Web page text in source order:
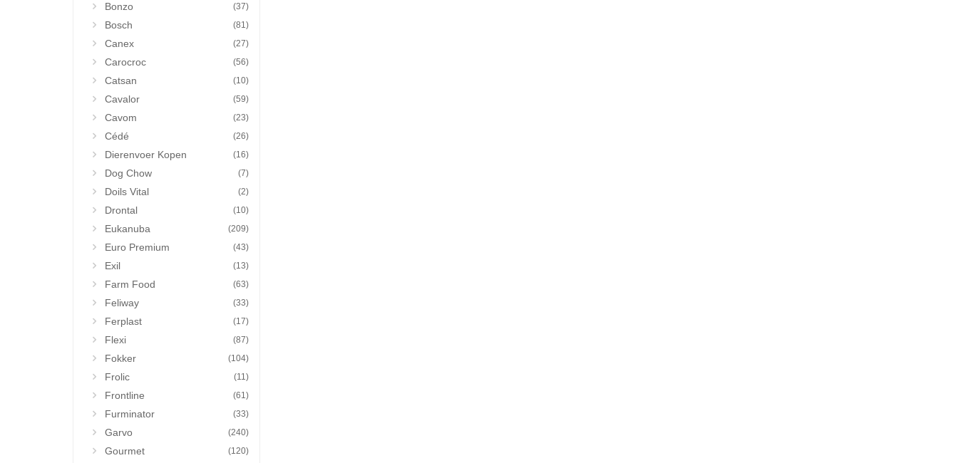
Bonzo (37)
Bosch (81)
Canex (27)
Carocroc (56)
Catsan (10)
Cavalor (59)
Cavom (23)
Cédé (26)
Dierenvoer Kopen (16)
Dog Chow (7)
Doils Vital (2)
Drontal (10)
Eukanuba (209)
Euro Premium (43)
Exil (13)
Farm Food (63)
Feliway (33)
Ferplast (17)
Flexi (87)
Fokker (104)
Frolic (11)
Frontline (61)
Furminator (33)
Garvo (240)
Gourmet (120)